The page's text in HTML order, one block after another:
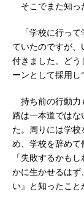
そこでまた知っ
「学校に行って
ていたのですが、
付きました。どう
ーンとして採用し
持ち前の行動力
路は一本道では
た。周りには学
め、学校を辞めて
「失敗するかも
かに生かせるはず
い』と知ったこと